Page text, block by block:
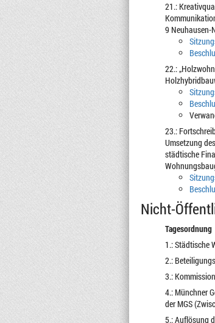
21.:
9 Neuhausen-
22.:
23.:
Umsetzung
städtische
Nicht-
Tagesordnung
1.: Städtische
2.:
3.:
4.: Münchner
der MGS
5.: Auflösung